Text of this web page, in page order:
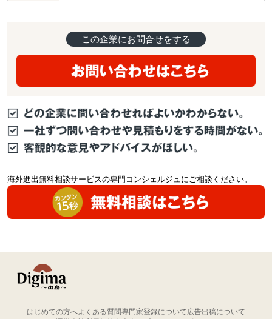
この企業にお問合せをする
海外進出無料相談サービスの専門コンシェルジュにご相談ください。
はじめての方へよくある質問専門家登録について広告出稿について